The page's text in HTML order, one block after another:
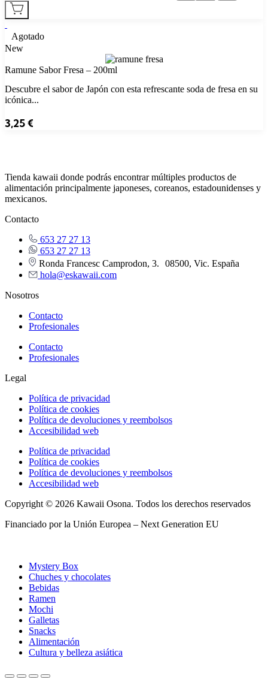
Agotado
New
Ramune Sabor Fresa – 200ml
Descubre el sabor de Japón con esta refrescante soda de fresa en su
icónica...
3,25€
Tienda kawaii donde podrás encontrar múltiples productos de
alimentación principalmente japoneses, coreanos, estadounidenses y
mexicanos.
Contacto
653 27 27 13
653 27 27 13
Ronda Francesc Camprodon, 3. 08500, Vic. España
hola@eskawaii.com
Nosotros
Contacto
Profesionales
Contacto
Profesionales
Legal
Política de privacidad
Política de cookies
Política de devoluciones y reembolsos
Accesibilidad web
Política de privacidad
Política de cookies
Política de devoluciones y reembolsos
Accesibilidad web
Copyright © 2026 Kawaii Osona. Todos los derechos reservados
Financiado por la Unión Europea – Next Generation EU
Mystery Box
Chuches y chocolates
Bebidas
Ramen
Mochi
Galletas
Snacks
Alimentación
Cultura y belleza asiática